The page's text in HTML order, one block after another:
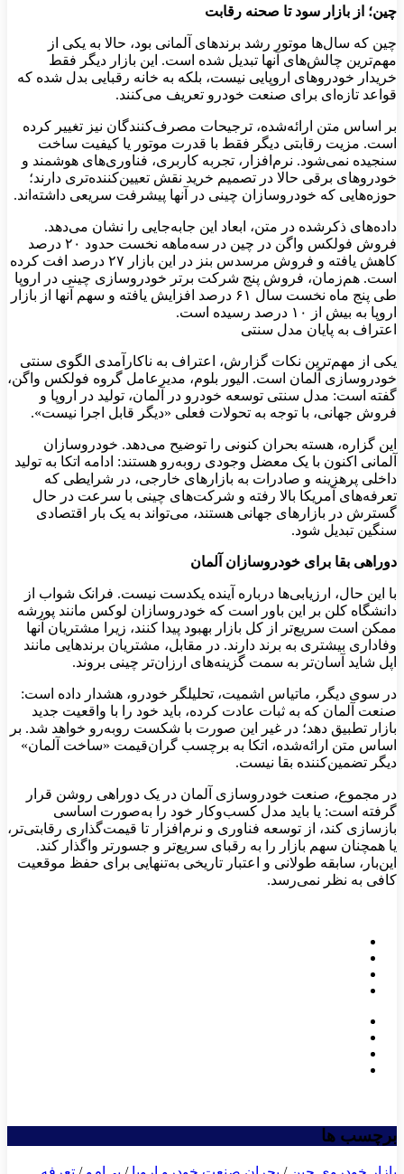
چین؛ از بازار سود تا صحنه رقابت
چین که سال‌ها موتور رشد برندهای آلمانی بود، حالا به یکی از
مهم‌ترین چالش‌های آنها تبدیل شده است. این بازار دیگر فقط
خریدار خودروهای اروپایی نیست، بلکه به خانه رقبایی بدل شده که
قواعد تازه‌ای برای صنعت خودرو تعریف می‌کنند.
بر اساس متن ارائه‌شده، ترجیحات مصرف‌کنندگان نیز تغییر کرده
است. مزیت رقابتی دیگر فقط با قدرت موتور یا کیفیت ساخت
سنجیده نمی‌شود. نرم‌افزار، تجربه کاربری، فناوری‌های هوشمند و
خودروهای برقی حالا در تصمیم خرید نقش تعیین‌کننده‌تری دارند؛
حوزه‌هایی که خودروسازان چینی در آنها پیشرفت سریعی داشته‌اند.
داده‌های ذکرشده در متن، ابعاد این جابه‌جایی را نشان می‌دهد.
فروش فولکس واگن در چین در سه‌ماهه نخست حدود ۲۰ درصد
کاهش یافته و فروش مرسدس بنز در این بازار ۲۷ درصد افت کرده
است. هم‌زمان، فروش پنج شرکت برتر خودروسازی چینی در اروپا
طی پنج ماه نخست سال ۶۱ درصد افزایش یافته و سهم آنها از بازار
اروپا به بیش از ۱۰ درصد رسیده است.
اعتراف به پایان مدل سنتی
یکی از مهم‌ترین نکات گزارش، اعتراف به ناکارآمدی الگوی سنتی
خودروسازی آلمان است. الیور بلوم، مدیرعامل گروه فولکس واگن،
گفته است: مدل سنتی توسعه خودرو در آلمان، تولید در اروپا و
فروش جهانی، با توجه به تحولات فعلی «دیگر قابل اجرا نیست».
این گزاره، هسته بحران کنونی را توضیح می‌دهد. خودروسازان
آلمانی اکنون با یک معضل وجودی روبه‌رو هستند: ادامه اتکا به تولید
داخلی پرهزینه و صادرات به بازارهای خارجی، در شرایطی که
تعرفه‌های آمریکا بالا رفته و شرکت‌های چینی با سرعت در حال
گسترش در بازارهای جهانی هستند، می‌تواند به یک بار اقتصادی
سنگین تبدیل شود.
دوراهی بقا برای خودروسازان آلمان
با این حال، ارزیابی‌ها درباره آینده یکدست نیست. فرانک شواب از
دانشگاه کلن بر این باور است که خودروسازان لوکس مانند پورشه
ممکن است سریع‌تر از کل بازار بهبود پیدا کنند، زیرا مشتریان آنها
وفاداری بیشتری به برند دارند. در مقابل، مشتریان برندهایی مانند
اپل شاید آسان‌تر به سمت گزینه‌های ارزان‌تر چینی بروند.
در سوی دیگر، ماتیاس اشمیت، تحلیلگر خودرو، هشدار داده است:
صنعت آلمان که به ثبات عادت کرده، باید خود را با واقعیت جدید
بازار تطبیق دهد؛ در غیر این صورت با شکست روبه‌رو خواهد شد. بر
اساس متن ارائه‌شده، اتکا به برچسب گران‌قیمت «ساخت آلمان»
دیگر تضمین‌کننده بقا نیست.
در مجموع، صنعت خودروسازی آلمان در یک دوراهی روشن قرار
گرفته است: یا باید مدل کسب‌وکار خود را به‌صورت اساسی
بازسازی کند، از توسعه فناوری و نرم‌افزار تا قیمت‌گذاری رقابتی‌تر،
یا همچنان سهم بازار را به رقبای سریع‌تر و جسورتر واگذار کند.
این‌بار، سابقه طولانی و اعتبار تاریخی به‌تنهایی برای حفظ موقعیت
کافی به نظر نمی‌رسد.
برچسب ها